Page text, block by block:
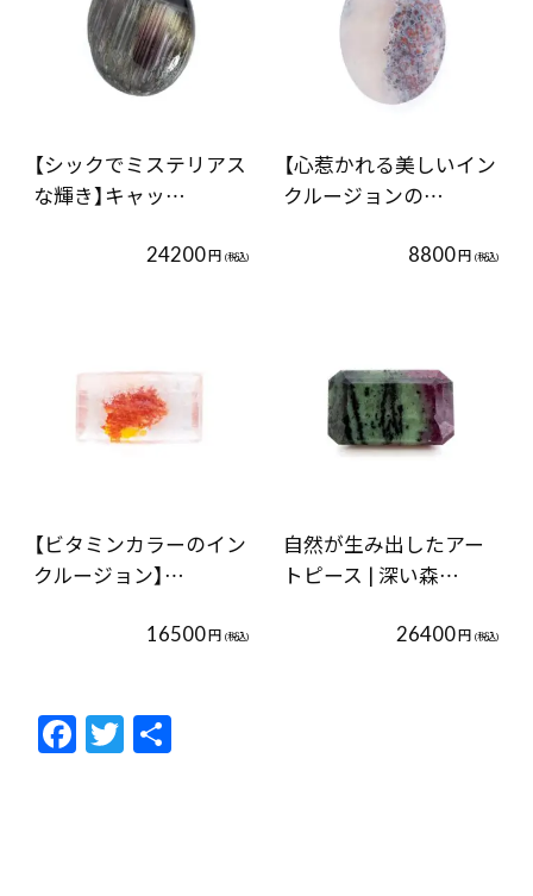
【シックでミステリアス
な輝き】キャッ…
24200円 (税込)
【心惹かれる美しいイン
クルージョンの…
8800円 (税込)
【ビタミンカラーのイン
クルージョン】…
16500円 (税込)
自然が生み出したアー
トピース | 深い森…
26400円 (税込)
F
ac
T
w